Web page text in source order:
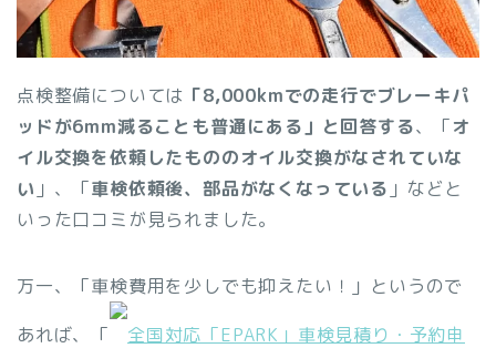
点検整備については 「8,000kmでの走行でブレーキパ
ッドが6mm減ることも普通にある」と回答する、「オ
イル交換を依頼したもののオイル交換がなされていな
い 」、「車検依頼後、部品がなくなっている 」などと
いった口コミが見られました。
万一、「車検費用を少しでも抑えたい！」というので
あれば、「
全国対応「EPARK」車検見積り・予約申